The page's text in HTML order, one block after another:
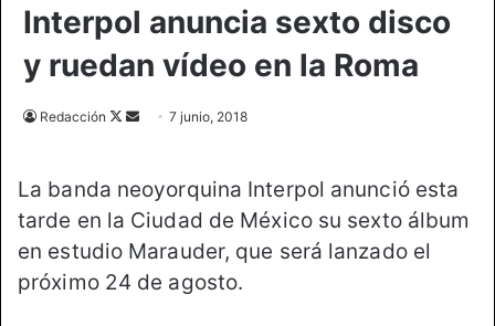
Interpol anuncia sexto disco
y ruedan vídeo en la Roma
Redacción
F
l
o
w
o
d
a
n
e
7 junio, 2018
La banda neoyorquina Interpol anunció esta
tarde en la Ciudad de México su sexto álbum
en estudio Marauder, que será lanzado el
próximo 24 de agosto.